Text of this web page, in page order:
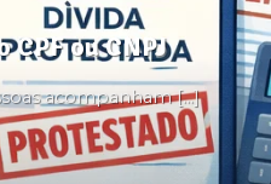
ou CNPJ
acompanham [...]